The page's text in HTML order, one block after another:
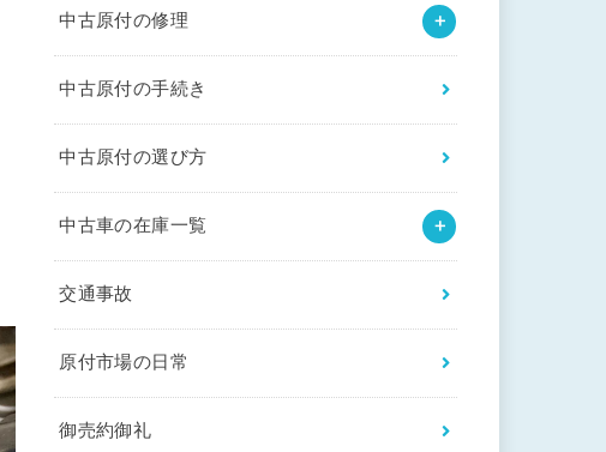
中古原付の修理
中古原付の手続き
中古原付の選び方
中古車の在庫一覧
交通事故
原付市場の日常
御売約御礼